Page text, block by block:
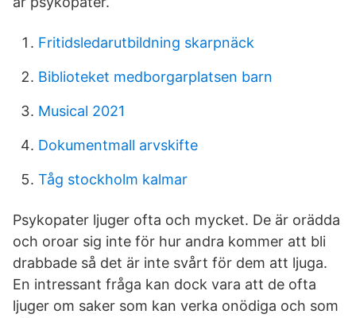
Fritidsledarutbildning skarpnäck
Biblioteket medborgarplatsen barn
Musical 2021
Dokumentmall arvskifte
Tåg stockholm kalmar
Psykopater ljuger ofta och mycket. De är orädda
och oroar sig inte för hur andra kommer att bli
drabbade så det är inte svårt för dem att ljuga.
En intressant fråga kan dock vara att de ofta
ljuger om saker som kan verka onödiga och som